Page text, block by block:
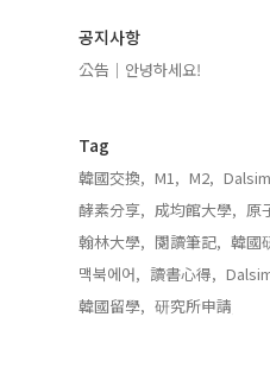
공지사항
公告｜안녕하세요!
Tag
韓國交換, M1, M2,
酵素分享, 成均館大學, 原
翰林大學, 閱讀筆記, 韓國
맥북에어, 讀書心得,
韓國留學, 研究所申請,